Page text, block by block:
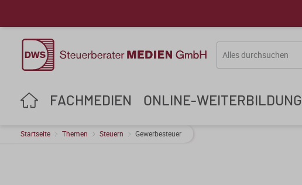
FACHMEDIEN ONLINE-WEITERBILDUNG
Startseite Themen Steuern Gewerbesteuer